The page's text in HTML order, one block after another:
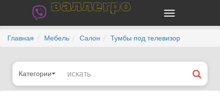
валлегро
Главная Мебель Салон Тумбы под телевизор
Категории